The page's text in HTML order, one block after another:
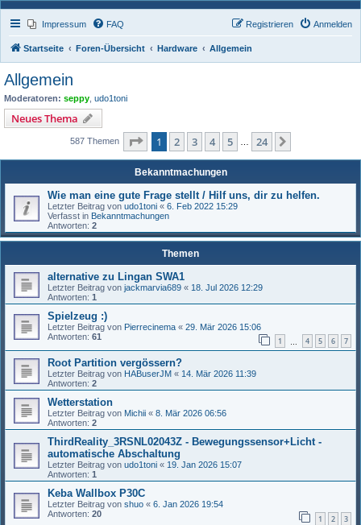
Impressum FAQ Anmelden
Registrieren
Startseite Foren-Übersicht Hardware Allgemein
Allgemein
Moderatoren: seppy udo1toni
Neues Thema
587 Themen Seite 1von 24
1 2 3 4 5 24
Bekanntmachungen
Wie man eine gute Frage stellt / Hilf uns, dir zu helfen.
Letzter Beitrag von udo1toni « 6. Feb 2022 15:29
Verfasst in Bekanntmachungen
Antworten: 2
Themen
alternative zu Lingan SWA1
Letzter Beitrag von jackmarvia689 « 18. Jul 2026 12:29
Antworten: 1
Spielzeug :)
Letzter Beitrag von Pierrecinema « 29. Mär 2026 15:06
Antworten: 61 1 4 5 6 7
Root Partition vergössern?
Letzter Beitrag von HABuserJM « 14. Mär 2026 11:39
Antworten: 2
Wetterstation
Letzter Beitrag von Michii « 8. Mär 2026 06:56
Antworten: 2
ThirdReality_3RSNL02043Z - Bewegungssensor+Licht -
automatische Abschaltung
Letzter Beitrag von udo1toni « 19. Jan 2026 15:07
Antworten: 1
Keba Wallbox P30C
Letzter Beitrag von shuo « 6. Jan 2026 19:54
Antworten: 20 1 2 3